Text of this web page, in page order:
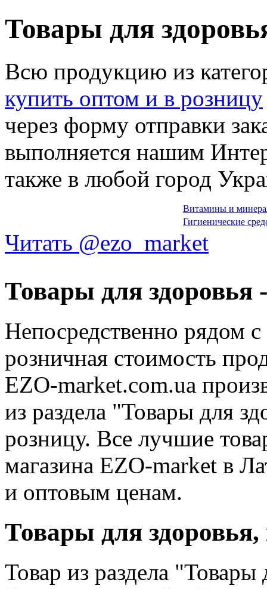
Товары для
Всю продукцию из
купить оптом и в розницу
через форму отправки
выполняется нашим
также в любой город
Витамины и
Гигиенические
Читать @ezo_market
Товары для здоровья
Непосредственно рядом
розничная стоимость
EZO-market.com.ua
из раздела "Товары для
розницу. Все лучшие
магазина EZO-market в
и оптовым ценам.
Товары для
Товар из раздела "Товары